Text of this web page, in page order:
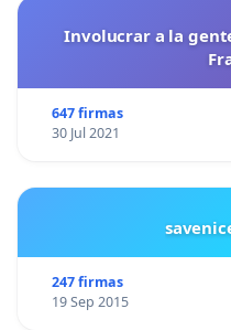
Involucrar a la
647 firmas
30 Jul 2021
247 firmas
19 Sep 2015